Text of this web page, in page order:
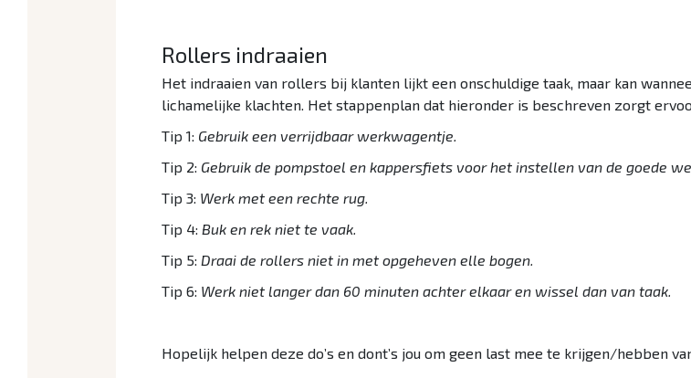
Rollers indraaien
Het indraaien van rollers bij klanten lijkt een onschuldige taak, maar kan
lichamelijke klachten. Het stappenplan dat hieronder is beschreven zorgt
Tip 1: Gebruik een verrijdbaar werkwagentje.
Tip 2: Gebruik de pompstoel en kappersfiets voor het instellen van de goede
Tip 3: Werk met een rechte rug.
Tip 4: Buk en rek niet te vaak.
Tip 5: Draai de rollers niet in met opgeheven elle bogen.
Tip 6: Werk niet langer dan 60 minuten achter elkaar en wissel dan van taak.
Hopelijk helpen deze do’s en dont’s jou om geen last mee te krijgen/hebben